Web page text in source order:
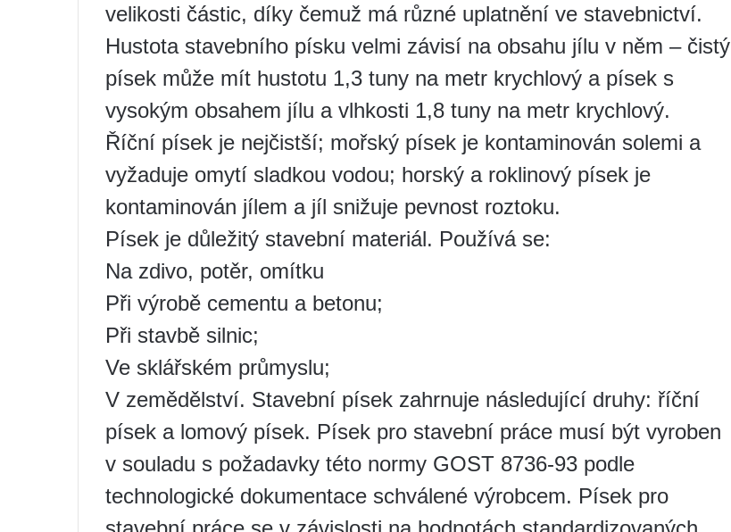
velikosti částic, díky čemuž má různé uplatnění ve stavebnictví.
Hustota stavebního písku velmi závisí na obsahu jílu v něm – čistý
písek může mít hustotu 1,3 tuny na metr krychlový a písek s
vysokým obsahem jílu a vlhkosti 1,8 tuny na metr krychlový.
Říční písek je nejčistší; mořský písek je kontaminován solemi a
vyžaduje omytí sladkou vodou; horský a roklinový písek je
kontaminován jílem a jíl snižuje pevnost roztoku.
Písek je důležitý stavební materiál. Používá se:
Na zdivo, potěr, omítku
Při výrobě cementu a betonu;
Při stavbě silnic;
Ve sklářském průmyslu;
V zemědělství. Stavební písek zahrnuje následující druhy: říční
písek a lomový písek. Písek pro stavební práce musí být vyroben
v souladu s požadavky této normy GOST 8736-93 podle
technologické dokumentace schválené výrobcem. Písek pro